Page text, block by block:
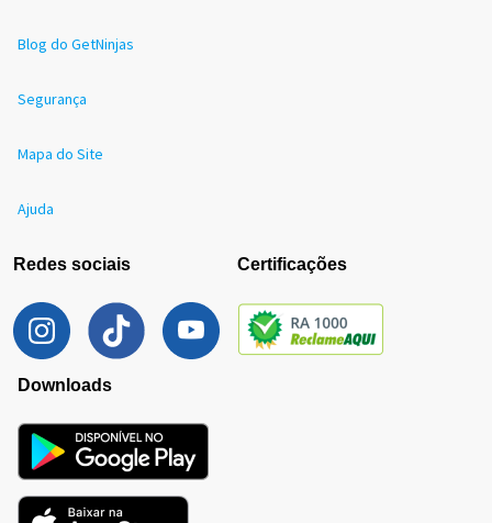
Blog do GetNinjas
Segurança
Mapa do Site
Ajuda
Redes sociais Certificações
Downloads